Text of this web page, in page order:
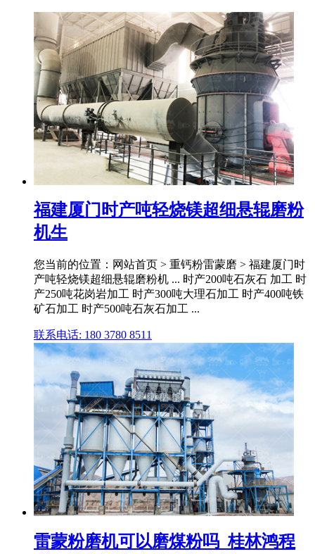
福建厦门时产吨轻烧镁超细悬辊磨粉
机生
您当前的位置：网站首页 > 重钙粉雷蒙磨 > 福建厦门时
产吨轻烧镁超细悬辊磨粉机 ... 时产200吨石灰石 加工 时
产250吨花岗岩加工 时产300吨大理石加工 时产400吨铁
矿石加工 时产500吨石灰石加工 ...
联系电话: 180 3780 8511
雷蒙粉磨机可以磨煤粉吗_桂林鸿程